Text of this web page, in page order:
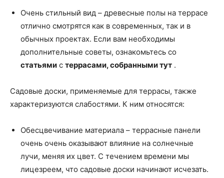
Очень стильный вид – древесные полы на террасе
отлично смотрятся как в современных, так и в
обычных проектах. Если вам необходимы
дополнительные советы, ознакомьтесь со
статьями с террасами, собранными тут .
Садовые доски, применяемые для террасы, также
характеризуются слабостями. К ним относятся:
Обесцвечивание материала – террасные панели
очень очень оказывают влияние на солнечные
лучи, меняя их цвет. С течением времени мы
лицезреем, что садовые доски начинают исчезать.